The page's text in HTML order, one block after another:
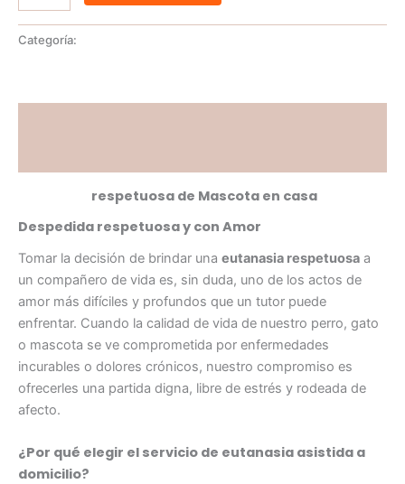
Categoría:
respetuosa de Mascota en casa
Despedida respetuosa y con Amor
Tomar la decisión de brindar una eutanasia respetuosa a
un compañero de vida es, sin duda, uno de los actos de
amor más difíciles y profundos que un tutor puede
enfrentar. Cuando la calidad de vida de nuestro perro, gato
o mascota se ve comprometida por enfermedades
incurables o dolores crónicos, nuestro compromiso es
ofrecerles una partida digna, libre de estrés y rodeada de
afecto.
¿Por qué elegir el servicio de eutanasia asistida a
domicilio?